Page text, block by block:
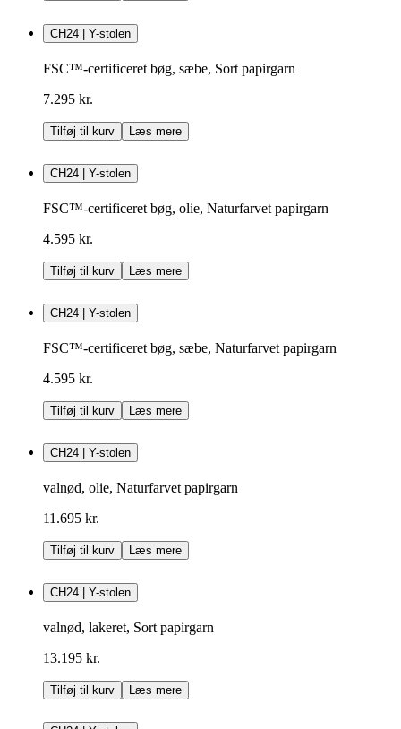
CH24 | Y-stolen
FSC™-certificeret bøg, sæbe, Sort papirgarn
7.295 kr.
Tilføj til kurv Læs mere
CH24 | Y-stolen
FSC™-certificeret bøg, olie, Naturfarvet papirgarn
4.595 kr.
Tilføj til kurv Læs mere
CH24 | Y-stolen
FSC™-certificeret bøg, sæbe, Naturfarvet papirgarn
4.595 kr.
Tilføj til kurv Læs mere
CH24 | Y-stolen
valnød, olie, Naturfarvet papirgarn
11.695 kr.
Tilføj til kurv Læs mere
CH24 | Y-stolen
valnød, lakeret, Sort papirgarn
13.195 kr.
Tilføj til kurv Læs mere